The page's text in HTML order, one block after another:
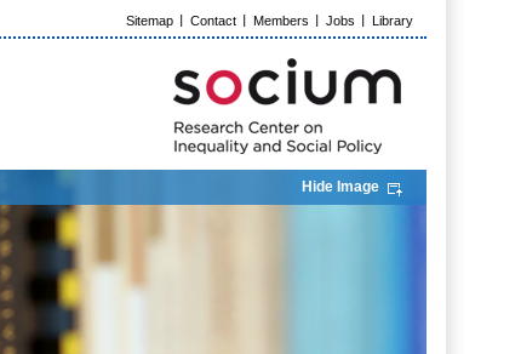
Sitemap Contact Members Jobs Library
Hide Image